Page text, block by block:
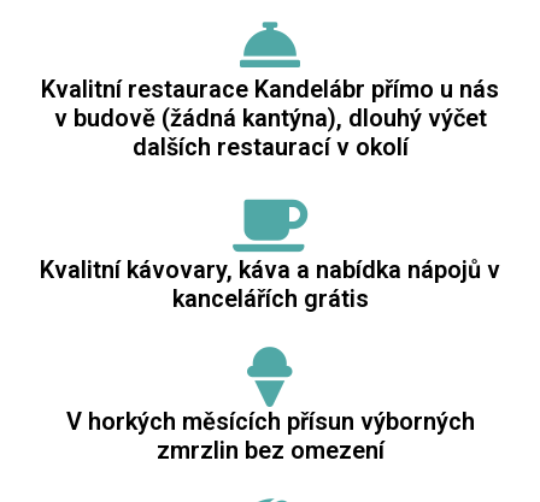
Kvalitní restaurace Kandelábr přímo u nás
v budově (žádná kantýna), dlouhý výčet
dalších restaurací v okolí
Kvalitní kávovary, káva a nabídka nápojů v
kancelářích grátis
V horkých měsících přísun výborných
zmrzlin bez omezení